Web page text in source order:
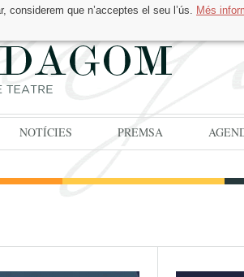
que n’acceptes el seu l’ús. Més
NOTÍCIES PREMSA